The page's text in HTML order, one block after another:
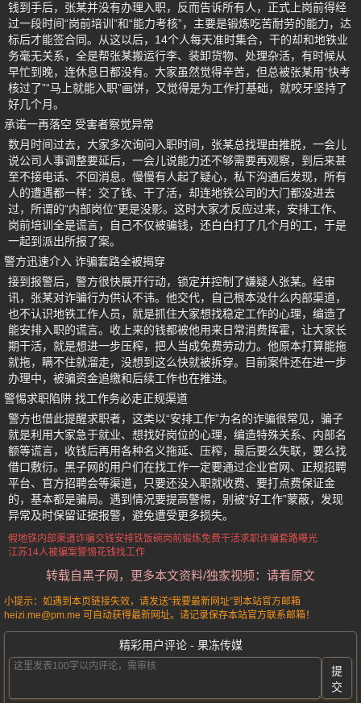
钱到手后，张某并没有办理入职，反而告诉所有人，正式上岗前得经
过一段时间“岗前培训”和“能力考核”，主要是锻炼吃苦耐劳的能力，达
标后才能签合同。从这以后，14个人每天准时集合，干的却和地铁业
务毫无关系，全是帮张某搬运行李、装卸货物、处理杂活，有时候从
早忙到晚，连休息日都没有。大家虽然觉得辛苦，但总被张某用“快考
核过了”“马上就能入职”画饼，又觉得是为工作打基础，就咬牙坚持了
好几个月。
承诺一再落空 受害者察觉异常
数月时间过去，大家多次询问入职时间，张某总找理由推脱，一会儿
说公司人事调整要延后，一会儿说能力还不够需要再观察，到后来甚
至不接电话、不回消息。慢慢有人起了疑心，私下沟通后发现，所有
人的遭遇都一样：交了钱、干了活，却连地铁公司的大门都没进去
过，所谓的“内部岗位”更是没影。这时大家才反应过来，安排工作、
岗前培训全是谎言，自己不仅被骗钱，还白白打了几个月的工，于是
一起到派出所报了案。
警方迅速介入 诈骗套路全被揭穿
接到报警后，警方很快展开行动，锁定并控制了嫌疑人张某。经审
讯，张某对诈骗行为供认不讳。他交代，自己根本没什么内部渠道，
也不认识地铁工作人员，就是抓住大家想找稳定工作的心理，编造了
能安排入职的谎言。收上来的钱都被他用来日常消费挥霍，让大家长
期干活，就是想进一步压榨，把人当成免费劳动力。他原本打算能拖
就拖，瞒不住就溜走，没想到这么快就被拆穿。目前案件还在进一步
办理中，被骗资金追缴和后续工作也在推进。
警惕求职陷阱 找工作务必走正规渠道
警方也借此提醒求职者，这类以“安排工作”为名的诈骗很常见，骗子
就是利用大家急于就业、想找好岗位的心理，编造特殊关系、内部名
额等谎言，收钱后再用各种名义拖延、压榨，最后要么失联，要么找
借口敷衍。黑子网的用户们在找工作一定要通过企业官网、正规招聘
平台、官方招聘会等渠道，只要还没入职就收费、要打点费保证金
的，基本都是骗局。遇到情况要提高警惕，别被“好工作”蒙蔽，发现
异常及时保留证据报警，避免遭受更多损失。
假地铁内部渠道诈骗交钱安排铁饭碗岗前锻炼免费干活求职诈骗套路曝光
江苏14人被骗案警惕花钱找工作
转载自黑子网，更多本文资料/独家视频：请看原文
小提示：如遇到本页链接失效，请发送“我要最新网址”到本站官方邮箱
heizi.me@pm.me 可自动获得最新网址。请记录保存本站官方联系邮箱！
精彩用户评论 - 果冻传媒
提
交